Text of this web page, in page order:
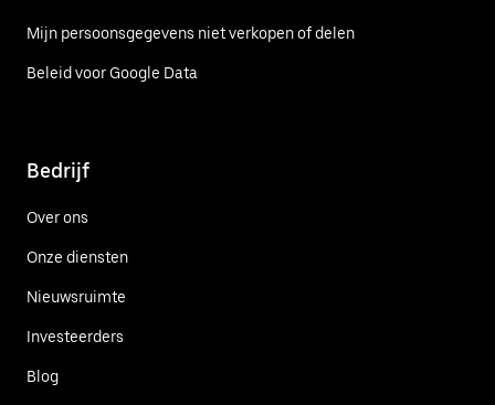
Mijn persoonsgegevens niet verkopen of delen
Beleid voor Google Data
Bedrijf
Over ons
Onze diensten
Nieuwsruimte
Investeerders
Blog